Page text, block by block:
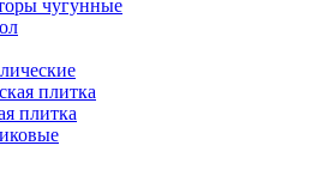
чугунные
плитка